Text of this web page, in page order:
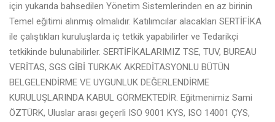
için yukarıda bahsedilen Yönetim Sistemlerinden en az birinin
Temel eğitimi alınmış olmalıdır. Katılımcılar alacakları SERTİFİKA
ile çalıştıkları kuruluşlarda iç tetkik yapabilirler ve Tedarikçi
tetkikinde bulunabilirler. SERTİFİKALARIMIZ TSE, TUV, BUREAU
VERİTAS, SGS GİBİ TURKAK AKREDİTASYONLU BÜTÜN
BELGELENDİRME VE UYGUNLUK DEĞERLENDİRME
KURULUŞLARINDA KABUL GÖRMEKTEDİR. Eğitmenimiz Sami
ÖZTÜRK, Uluslar arası geçerli ISO 9001 KYS, ISO 14001 ÇYS,